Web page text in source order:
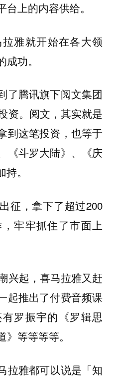
上的内容供给。
雅就开始在各大领
功。
了腾讯旗下阅文集团
资。阅文，其实就是
到这笔投资，也等于
《斗罗大陆》、《庆
。
征，拿下了超过200
牢牢抓住了市面上
兴起，喜马拉雅又赶
起推出了付费音频课
罗振宇的《罗辑思
等等等等。
拉雅都可以说是「知